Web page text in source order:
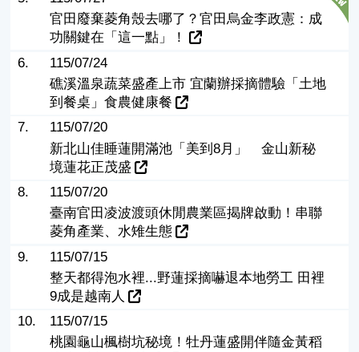
官田廢棄菱角殼去哪了？官田烏金李政憲：成
功關鍵在「這一點」！
6.
115/07/24
礁溪溫泉蔬菜盛產上市 宜蘭辦採摘體驗「土地
到餐桌」食農健康餐
7.
115/07/20
新北山佳睡蓮開滿池「美到8月」 金山新秘
境蓮花正茂盛
8.
115/07/20
臺南官田凌波渡頭休閒農業區揭牌啟動！串聯
菱角產業、水雉生態
9.
115/07/15
整天都得泡水裡...野蓮採摘嚇退本地勞工 田裡
9成是越南人
10.
115/07/15
桃園龜山楓樹坑秘境！牡丹蓮盛開伴隨金黃稻